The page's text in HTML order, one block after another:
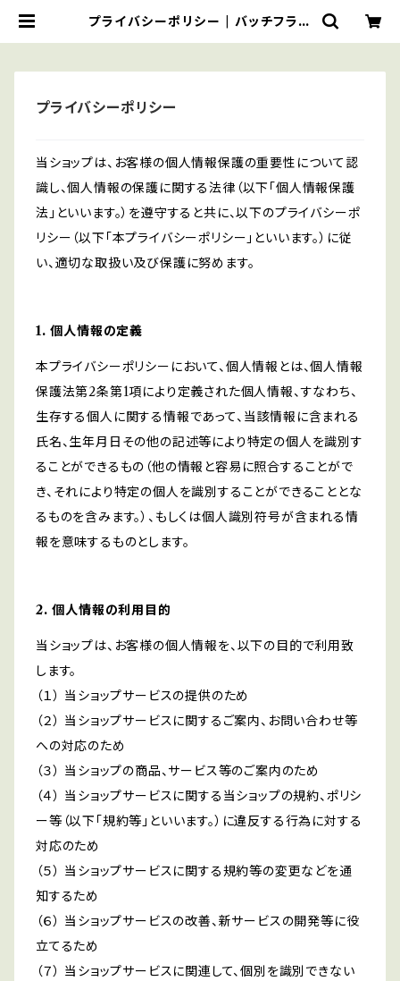
プライバシーポリシー | バッチフラワ
プライバシーポリシー
当ショップは、お客様の個人情報保護の重要性について認
識し、個人情報の保護に関する法律（以下「個人情報保護
法」といいます。）を遵守すると共に、以下のプライバシーポ
リシー（以下「本プライバシーポリシー」といいます。）に従
い、適切な取扱い及び保護に努めます。
1. 個人情報の定義
本プライバシーポリシーにおいて、個人情報とは、個人情報
保護法第2条第1項により定義された個人情報、すなわち、
生存する個人に関する情報であって、当該情報に含まれる
氏名、生年月日その他の記述等により特定の個人を識別す
ることができるもの（他の情報と容易に照合することがで
き、それにより特定の個人を識別することができることとな
るものを含みます。）、もしくは個人識別符号が含まれる情
報を意味するものとします。
2. 個人情報の利用目的
当ショップは、お客様の個人情報を、以下の目的で利用致
します。
（１） 当ショップサービスの提供のため
（２） 当ショップサービスに関するご案内、お問い合わせ等
への対応のため
（３） 当ショップの商品、サービス等のご案内のため
（４） 当ショップサービスに関する当ショップの規約、ポリシ
ー等（以下「規約等」といいます。）に違反する行為に対する
対応のため
（５） 当ショップサービスに関する規約等の変更などを通
知するため
（６） 当ショップサービスの改善、新サービスの開発等に役
立てるため
（７） 当ショップサービスに関連して、個別を識別できない